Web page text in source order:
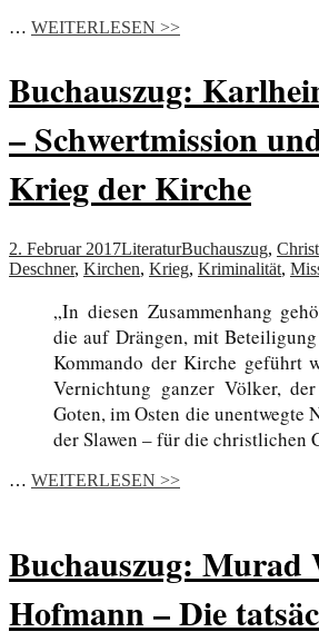
… WEITERLESEN >>
Buchauszug:
– Schwertmission
Krieg der Kirche
2. Februar 2017LiteraturBuchauszug,
Deschner, Kirchen, Krieg, Kriminalität,
„In diesen Zusammenhang
die auf Drängen, mit
Kommando der Kirche geführt
Vernichtung ganzer Völker,
Goten, im Osten die unentwegte
der Slawen – für die christlichen
… WEITERLESEN >>
Buchauszug:
Hofmann – Die